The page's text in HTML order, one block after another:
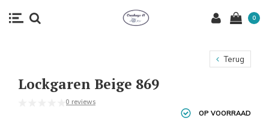
0
Terug
Lockgaren Beige 869
0 reviews
OP VOORRAAD